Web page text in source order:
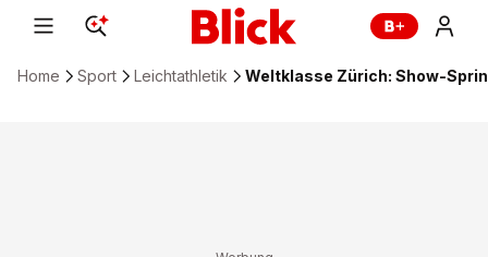
Home Sport Leichtathletik Weltklasse Zürich: Show-